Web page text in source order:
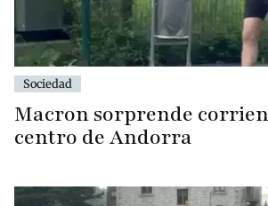
Sociedad
Macron sorprende
centro de Andorra